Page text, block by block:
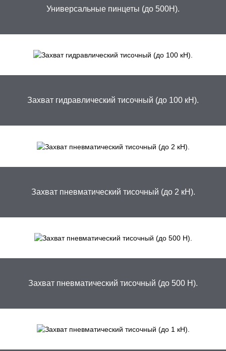
Универсальные пинцеты (до 500H).
Захват гидравлический тисочный (до 100 кН).
Захват пневматический тисочный (до 2 кН).
Захват пневматический тисочный (до 500 Н).